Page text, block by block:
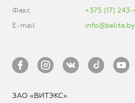
Факс
+375 (17)
E-mail
info@belita.by
ЗАО «ВИТЭКС»